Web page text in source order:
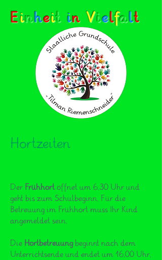
Einheit in Vielfalt
Hortzeiten
Der Frühhortöffnet um 6.30 Uhr und
geht bis zum Schulbeginn. Für die
Betreuung im Frühhort muss Ihr Kind
angemeldet sein.
Die Hortbetreuung beginnt nach dem
Unterrichtsende und endet um 16.00 Uhr.